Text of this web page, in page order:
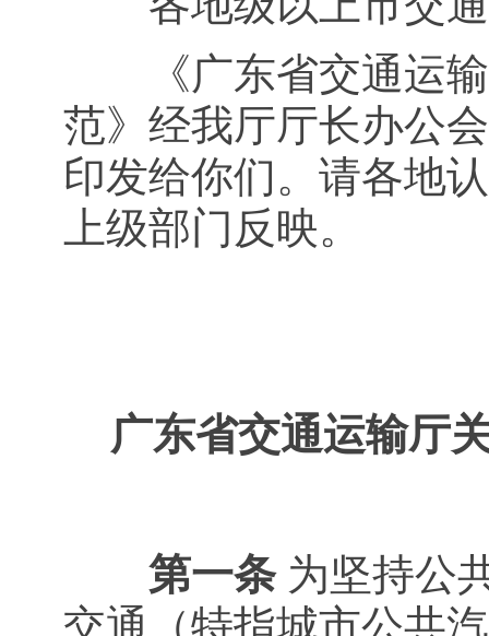
《广东省交通运输
范》经我厅厅长办公
印发给你们。请各地
上级部门反映。
广东省交通运输厅
第一条 为坚持公
交通（特指城市公共